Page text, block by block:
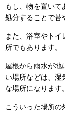
もし、物を置い
処分することで苔
また、浴室やト
所でもあります。
屋根から雨水が地
い場所などは、湿
な場所になります。
こういった場所の